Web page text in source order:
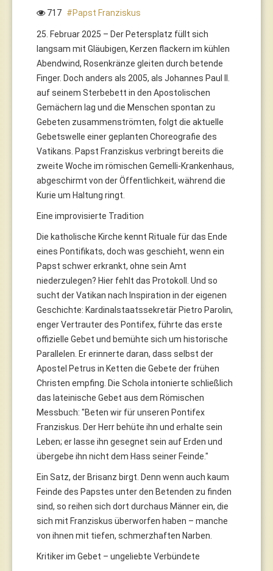
717 Papst Franziskus
25. Februar 2025 – Der Petersplatz füllt sich
langsam mit Gläubigen, Kerzen flackern im kühlen
Abendwind, Rosenkränze gleiten durch betende
Finger. Doch anders als 2005, als Johannes Paul II.
auf seinem Sterbebett in den Apostolischen
Gemächern lag und die Menschen spontan zu
Gebeten zusammenströmten, folgt die aktuelle
Gebetswelle einer geplanten Choreografie des
Vatikans. Papst Franziskus verbringt bereits die
zweite Woche im römischen Gemelli-Krankenhaus,
abgeschirmt von der Öffentlichkeit, während die
Kurie um Haltung ringt.
Eine improvisierte Tradition
Die katholische Kirche kennt Rituale für das Ende
eines Pontifikats, doch was geschieht, wenn ein
Papst schwer erkrankt, ohne sein Amt
niederzulegen? Hier fehlt das Protokoll. Und so
sucht der Vatikan nach Inspiration in der eigenen
Geschichte: Kardinalstaatssekretär Pietro Parolin,
enger Vertrauter des Pontifex, führte das erste
offizielle Gebet und bemühte sich um historische
Parallelen. Er erinnerte daran, dass selbst der
Apostel Petrus in Ketten die Gebete der frühen
Christen empfing. Die Schola intonierte schließlich
das lateinische Gebet aus dem Römischen
Messbuch: "Beten wir für unseren Pontifex
Franziskus. Der Herr behüte ihn und erhalte sein
Leben; er lasse ihn gesegnet sein auf Erden und
übergebe ihn nicht dem Hass seiner Feinde."
Ein Satz, der Brisanz birgt. Denn wenn auch kaum
Feinde des Papstes unter den Betenden zu finden
sind, so reihen sich dort durchaus Männer ein, die
sich mit Franziskus überworfen haben – manche
von ihnen mit tiefen, schmerzhaften Narben.
Kritiker im Gebet – ungeliebte Verbündete